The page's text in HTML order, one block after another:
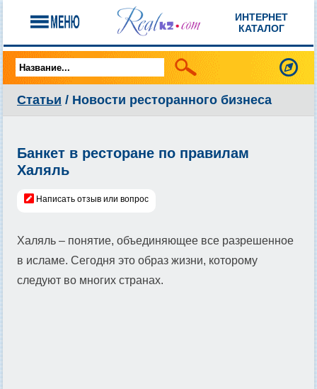
ИНТЕРНЕТ
КАТАЛОГ
Статьи / Новости ресторанного бизнеса
Банкет в ресторане по правилам
Халяль
Написать отзыв или вопрос
Халяль – понятие, объединяющее все разрешенное
в исламе. Сегодня это образ жизни, которому
следуют во многих странах.